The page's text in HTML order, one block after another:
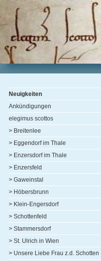
Neuigkeiten
Ankündigungen
elegimus scottos
> Breitenlee
> Eggendorf im Thale
> Enzersdorf im Thale
> Enzersfeld
> Gaweinstal
> Höbersbrunn
> Klein-Engersdorf
> Schottenfeld
> Stammersdorf
> St. Ulrich in Wien
> Unsere Liebe Frau z.d. Schotten